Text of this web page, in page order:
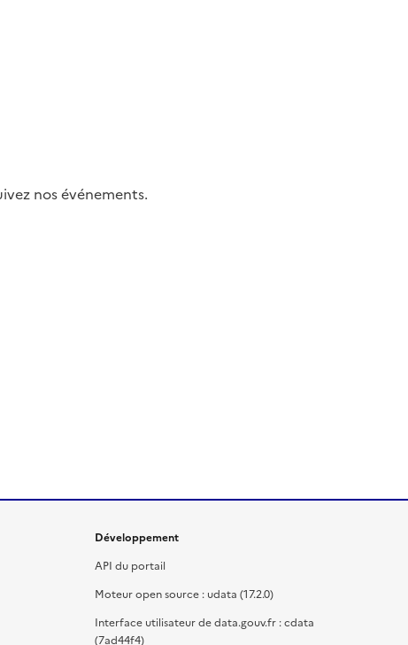
nos événements.
Développement
API du portail
Moteur open source : udata (17.2.0)
Interface utilisateur de data.gouv.fr : cdata
(7ad44f4)